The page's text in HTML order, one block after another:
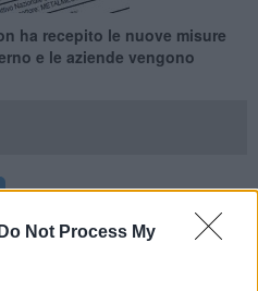
Do Not Process My
ha recepito le nuove misure
e le aziende vengono
nel settore dell'edilizia, per una
organizzativo degli uffici Inps di